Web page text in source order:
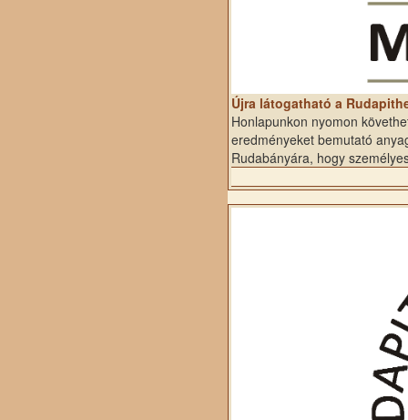
Újra látogatható a
Honlapunkon nyomon
eredményeket bemutató
Rudabányára, hogy